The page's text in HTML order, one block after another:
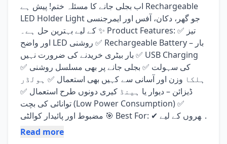
اب بجلی جانے کا مسئلہ ختم! پیش ہے Rechargeable
LED Holder Light جو گھر، دکان، آفس اور ایمرجنسی
کے لیے بہترین حل ہے۔ ✨ Product Features: ✅ تیز
اور واضح LED روشنی ✅ Rechargeable Battery – بار
بار بیٹری خریدنے کی ضرورت نہیں ✅ USB Charging
کی سہولت ✅ بجلی جانے پر بھی مسلسل روشنی ✅
ہلکا وزن اور آسانی سے کہیں بھی استعمال ✅ ہولڈر
ڈیزائن – دیوار یا ہینڈ کیری دونوں طرح استعمال ✅
توانائی کی بچت (Low Power Consumption) ✅
مضبوط اور پائیدار کوالٹی 🎯 Best For: ✔ گھروں کے لیے
✔ دکانوں اور دفاتر کے لیے ✔ لوڈشیڈنگ کے دوران ✔
Read more